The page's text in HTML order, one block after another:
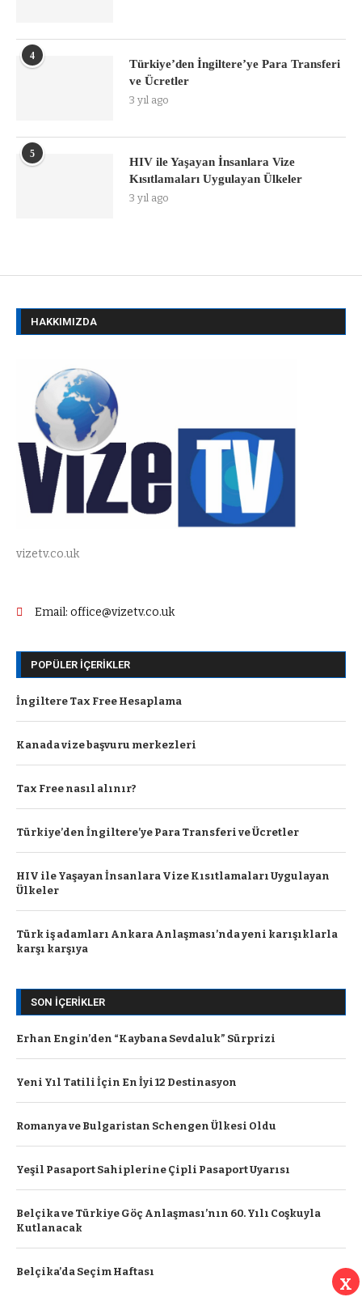
4
Türkiye’den İngiltere’ye Para Transferi
ve Ücretler
3 yıl ago
5
HIV ile Yaşayan İnsanlara Vize
Kısıtlamaları Uygulayan Ülkeler
3 yıl ago
HAKKIMIZDA
vizetv.co.uk
Email: office@vizetv.co.uk
POPÜLER İÇERIKLER
İngiltere Tax Free Hesaplama
Kanada vize başvuru merkezleri
Tax Free nasıl alınır?
Türkiye’den İngiltere’ye Para Transferi ve Ücretler
HIV ile Yaşayan İnsanlara Vize Kısıtlamaları Uygulayan
Ülkeler
Türk iş adamları Ankara Anlaşması’nda yeni karışıklarla
karşı karşıya
SON İÇERIKLER
Erhan Engin’den “Kaybana Sevdaluk” Sürprizi
Yeni Yıl Tatili İçin En İyi 12 Destinasyon
Romanya ve Bulgaristan Schengen Ülkesi Oldu
Yeşil Pasaport Sahiplerine Çipli Pasaport Uyarısı
Belçika ve Türkiye Göç Anlaşması’nın 60. Yılı Coşkuyla
Kutlanacak
Belçika’da Seçim Haftası
X